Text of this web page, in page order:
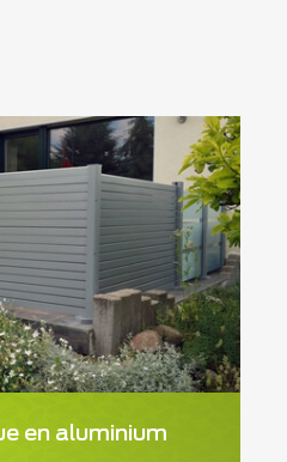
en aluminium